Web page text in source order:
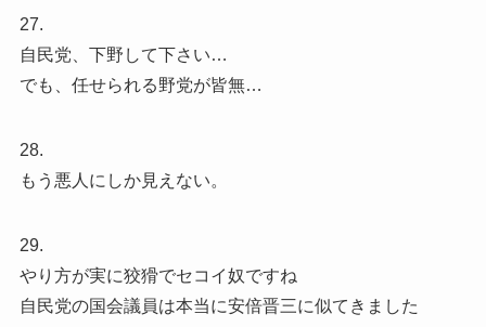
27.
自民党、下野して下さい…
でも、任せられる野党が皆無…
28.
もう悪人にしか見えない。
29.
やり方が実に狡猾でセコイ奴ですね
自民党の国会議員は本当に安倍晋三に似てきました